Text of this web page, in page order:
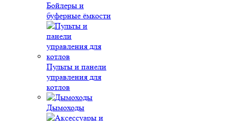
Бойлеры и
буферные ёмкости
Пульты и панели
управления для
котлов
Дымоходы